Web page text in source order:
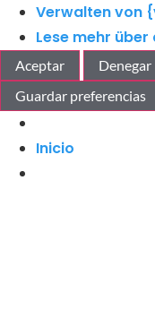
Verwalten von
Lese mehr über
Aceptar Denegar
Guardar preferencias
Inicio